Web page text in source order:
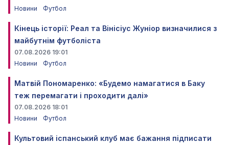
Новини
Футбол
Кінець історії: Реал та Вінісіус Жуніор визначилися з
майбутнім футболіста
07.08.2026 19:01
Новини
Футбол
Матвій Пономаренко: «Будемо намагатися в Баку
теж перемагати і проходити далі»
07.08.2026 18:01
Новини
Футбол
Культовий іспанський клуб має бажання підписати